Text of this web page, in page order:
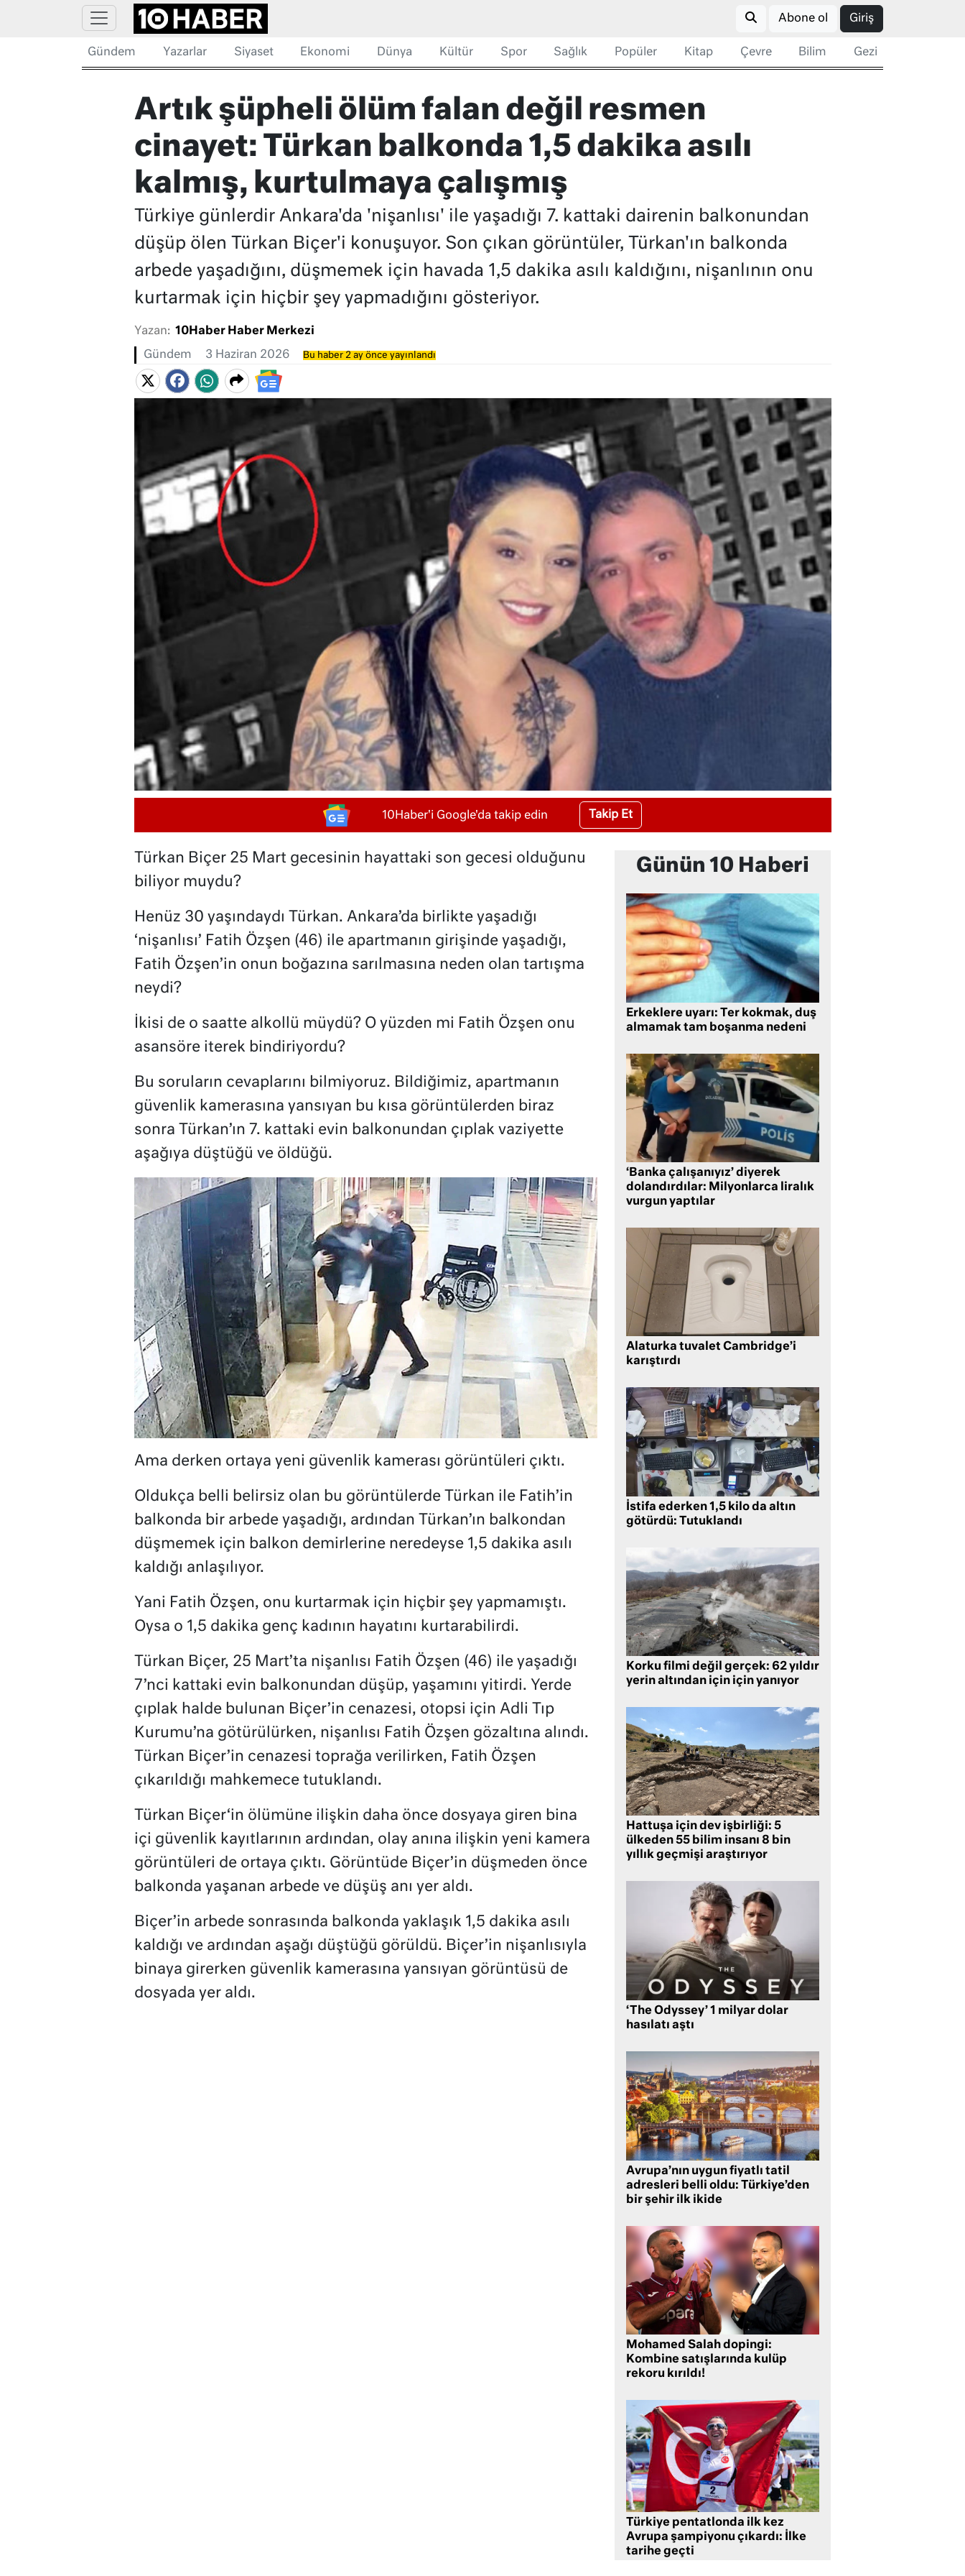
Abone ol Giriş
Gündem Yazarlar Siyaset Ekonomi Dünya Kültür Spor Sağlık Popüler Kitap Çevre Bilim Gezi
Artık şüpheli ölüm falan değil resmen
cinayet: Türkan balkonda 1,5 dakika asılı
kalmış, kurtulmaya çalışmış
Türkiye günlerdir Ankara'da 'nişanlısı' ile yaşadığı 7. kattaki dairenin balkonundan
düşüp ölen Türkan Biçer'i konuşuyor. Son çıkan görüntüler, Türkan'ın balkonda
arbede yaşadığını, düşmemek için havada 1,5 dakika asılı kaldığını, nişanlının onu
kurtarmak için hiçbir şey yapmadığını gösteriyor.
Yazan: 10Haber Haber Merkezi
Gündem 3 Haziran 2026 Bu haber 2 ay önce yayınlandı
10Haber'i Google'da takip edin Takip Et
Türkan Biçer 25 Mart gecesinin hayattaki son gecesi olduğunu
biliyor muydu?
Henüz 30 yaşındaydı Türkan. Ankara’da birlikte yaşadığı
‘nişanlısı’ Fatih Özşen (46) ile apartmanın girişinde yaşadığı,
Fatih Özşen’in onun boğazına sarılmasına neden olan tartışma
neydi?
İkisi de o saatte alkollü müydü? O yüzden mi Fatih Özşen onu
asansöre iterek bindiriyordu?
Bu soruların cevaplarını bilmiyoruz. Bildiğimiz, apartmanın
güvenlik kamerasına yansıyan bu kısa görüntülerden biraz
sonra Türkan’ın 7. kattaki evin balkonundan çıplak vaziyette
aşağıya düştüğü ve öldüğü.
Ama derken ortaya yeni güvenlik kamerası görüntüleri çıktı.
Oldukça belli belirsiz olan bu görüntülerde Türkan ile Fatih’in
balkonda bir arbede yaşadığı, ardından Türkan’ın balkondan
düşmemek için balkon demirlerine neredeyse 1,5 dakika asılı
kaldığı anlaşılıyor.
Yani Fatih Özşen, onu kurtarmak için hiçbir şey yapmamıştı.
Oysa o 1,5 dakika genç kadının hayatını kurtarabilirdi.
Türkan Biçer, 25 Mart’ta nişanlısı Fatih Özşen (46) ile yaşadığı
7’nci kattaki evin balkonundan düşüp, yaşamını yitirdi. Yerde
çıplak halde bulunan Biçer’in cenazesi, otopsi için Adli Tıp
Kurumu’na götürülürken, nişanlısı Fatih Özşen gözaltına alındı.
Türkan Biçer’in cenazesi toprağa verilirken, Fatih Özşen
çıkarıldığı mahkemece tutuklandı.
Türkan Biçer‘in ölümüne ilişkin daha önce dosyaya giren bina
içi güvenlik kayıtlarının ardından, olay anına ilişkin yeni kamera
görüntüleri de ortaya çıktı. Görüntüde Biçer’in düşmeden önce
balkonda yaşanan arbede ve düşüş anı yer aldı.
Biçer’in arbede sonrasında balkonda yaklaşık 1,5 dakika asılı
kaldığı ve ardından aşağı düştüğü görüldü. Biçer’in nişanlısıyla
binaya girerken güvenlik kamerasına yansıyan görüntüsü de
dosyada yer aldı.
Günün 10 Haberi
Erkeklere uyarı: Ter kokmak, duş
almamak tam boşanma nedeni
‘Banka çalışanıyız’ diyerek
dolandırdılar: Milyonlarca liralık
vurgun yaptılar
Alaturka tuvalet Cambridge’i
karıştırdı
İstifa ederken 1,5 kilo da altın
götürdü: Tutuklandı
Korku filmi değil gerçek: 62 yıldır
yerin altından için için yanıyor
Hattuşa için dev işbirliği: 5
ülkeden 55 bilim insanı 8 bin
yıllık geçmişi araştırıyor
‘The Odyssey’ 1 milyar dolar
hasılatı aştı
Avrupa’nın uygun fiyatlı tatil
adresleri belli oldu: Türkiye’den
bir şehir ilk ikide
Mohamed Salah dopingi:
Kombine satışlarında kulüp
rekoru kırıldı!
Türkiye pentatlonda ilk kez
Avrupa şampiyonu çıkardı: İlke
tarihe geçti